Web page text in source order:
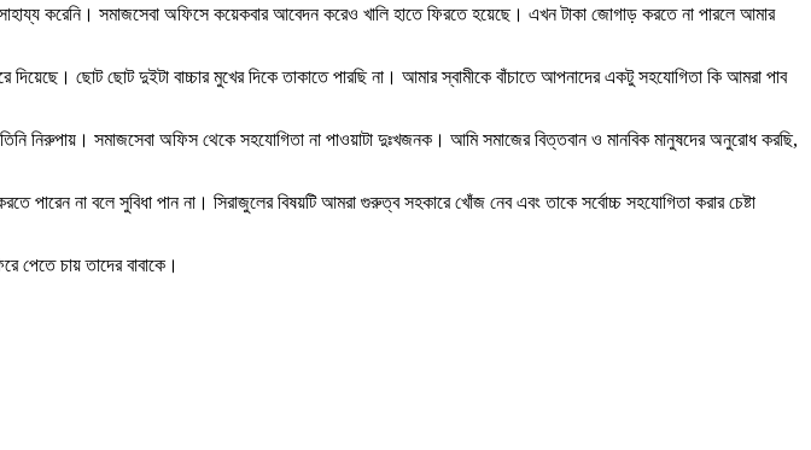
করেনি। সমাজসেবা অফিসে কয়েকবার আবেদন করেও খালি হাতে ফিরতে হয়েছে। এখন টাকা জোগাড় করতে না পারলে আমার
দিয়েছে। ছোট ছোট দুইটা বাচ্চার মুখের দিকে তাকাতে পারছি না। আমার স্বামীকে বাঁচাতে আপনাদের একটু সহযোগিতা কি আমরা পাব
নিরুপায়। সমাজসেবা অফিস থেকে সহযোগিতা না পাওয়াটা দুঃখজনক। আমি সমাজের বিত্তবান ও মানবিক মানুষদের অনুরোধ করছি,
না বলে সুবিধা পান না। সিরাজুলের বিষয়টি আমরা গুরুত্ব সহকারে খোঁজ নেব এবং তাকে সর্বোচ্চ সহযোগিতা করার চেষ্টা
পেতে চায় তাদের বাবাকে।